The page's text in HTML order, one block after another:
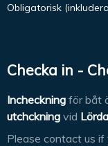
Obligatorisk
Checka in -
Incheckning för båt
utchckning vid
Please contact us